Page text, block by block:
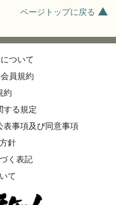
ページトップに戻る
ついて
員規約
約
する規定
事項及び同意事項
針
く表記
て